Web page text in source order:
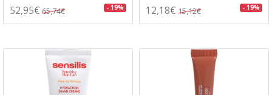
52,95€ 65,74€ - 19% 12,18€ 15,12€ - 19%